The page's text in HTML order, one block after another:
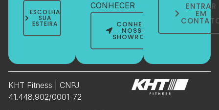
ESCOLHA
SUA
ESTEIRA
CONHECER
CONHEÇA
NOSSO
SHOWROOM
ENTRAR
EM
KHT Fitness | CNPJ
41.448.902/0001-72